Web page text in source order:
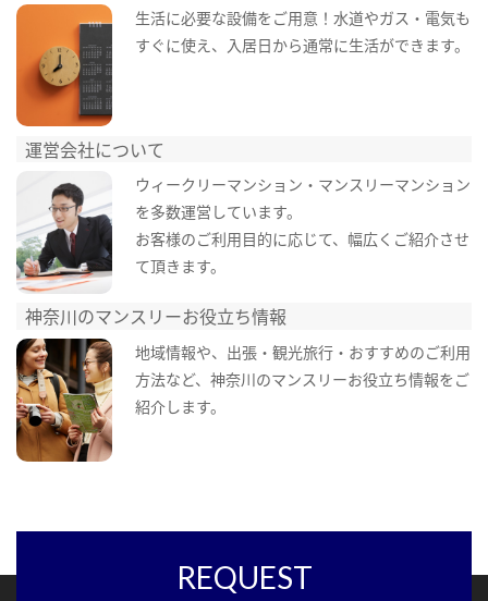
生活に必要な設備をご用意！水道やガス・電気も
すぐに使え、入居日から通常に生活ができます。
運営会社について
ウィークリーマンション・マンスリーマンション
を多数運営しています。
お客様のご利用目的に応じて、幅広くご紹介させ
て頂きます。
神奈川のマンスリーお役立ち情報
地域情報や、出張・観光旅行・おすすめのご利用
方法など、神奈川のマンスリーお役立ち情報をご
紹介します。
REQUEST